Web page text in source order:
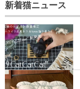
新着猫ニュース